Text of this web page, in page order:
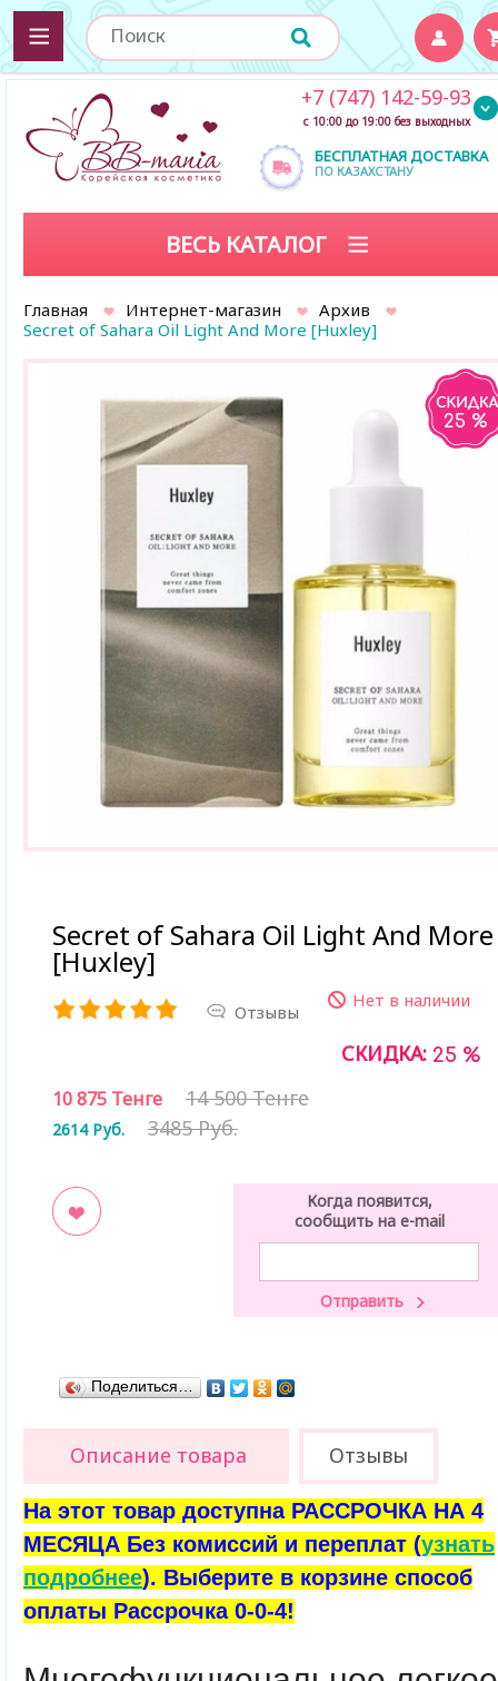
БЕСПЛАТНАЯ ДОСТАВКА
ПО КАЗАХСТАНУ
+7 (747) 142-59-93
с 10:00 до 19:00 без выходных
ВЕСЬ КАТАЛОГ
Главная Интернет-магазин
Архив
Secret of Sahara Oil Light And More [Huxley]
25 %
Secret of Sahara Oil Light And More
[Huxley]
Отзывы
Нет в наличии
СКИДКА: 25 %
10 875 Тенге 14 500 Тенге
2614 Руб. 3485 Руб.
Когда появится,
сообщить на e-mail
Поделиться…
Описание товара Отзывы
На этот товар доступна РАССРОЧКА НА 4
МЕСЯЦА Без комиссий и переплат (узнать
подробнее). Выберите в корзине способ
оплаты Рассрочка 0-0-4!